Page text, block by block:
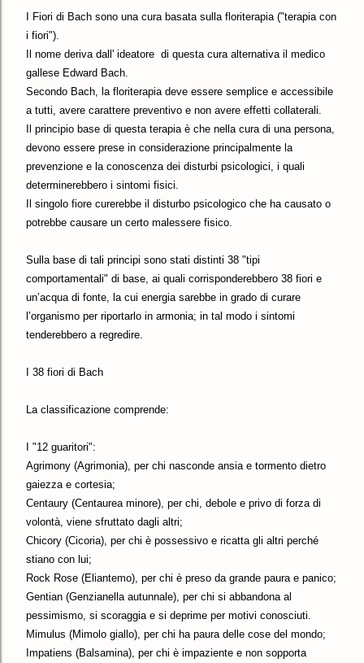
I Fiori di Bach sono una cura basata sulla floriterapia ("terapia con
i fiori").
Il nome deriva dall' ideatore di questa cura alternativa il medico
gallese Edward Bach.
Secondo Bach, la floriterapia deve essere semplice e accessibile
a tutti, avere carattere preventivo e non avere effetti collaterali.
Il principio base di questa terapia è che nella cura di una persona,
devono essere prese in considerazione principalmente la
prevenzione e la conoscenza dei disturbi psicologici, i quali
determinerebbero i sintomi fisici.
Il singolo fiore curerebbe il disturbo psicologico che ha causato o
potrebbe causare un certo malessere fisico.
Sulla base di tali principi sono stati distinti 38 "tipi
comportamentali" di base, ai quali corrisponderebbero 38 fiori e
un’acqua di fonte, la cui energia sarebbe in grado di curare
l’organismo per riportarlo in armonia; in tal modo i sintomi
tenderebbero a regredire.
I 38 fiori di Bach
La classificazione comprende:
I "12 guaritori":
Agrimony (Agrimonia), per chi nasconde ansia e tormento dietro
gaiezza e cortesia;
Centaury (Centaurea minore), per chi, debole e privo di forza di
volontà, viene sfruttato dagli altri;
Chicory (Cicoria), per chi è possessivo e ricatta gli altri perché
stiano con lui;
Rock Rose (Eliantemo), per chi è preso da grande paura e panico;
Gentian (Genzianella autunnale), per chi si abbandona al
pessimismo, si scoraggia e si deprime per motivi conosciuti.
Mimulus (Mimolo giallo), per chi ha paura delle cose del mondo;
Impatiens (Balsamina), per chi è impaziente e non sopporta